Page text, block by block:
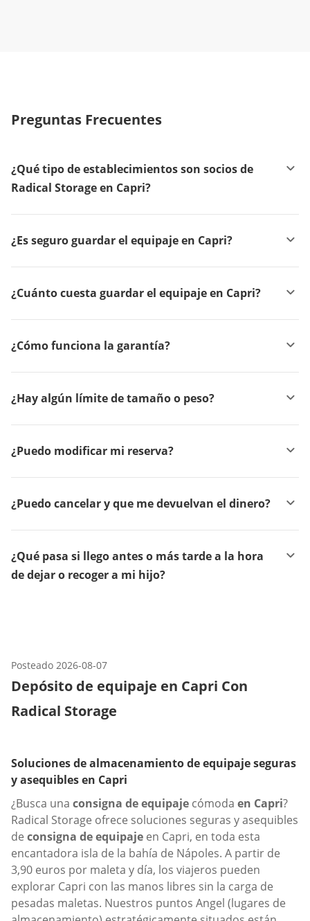
Posteado 2026-08-07
Depósito de equipaje en Capri Con
Radical Storage
Soluciones de almacenamiento de equipaje seguras
y asequibles en Capri
¿Busca una consigna de equipaje cómoda en Capri?
Radical Storage ofrece soluciones seguras y asequibles
de consigna de equipaje en Capri, en toda esta
encantadora isla de la bahía de Nápoles. A partir de
3,90 euros por maleta y día, los viajeros pueden
explorar Capri con las manos libres sin la carga de
pesadas maletas. Nuestros puntos Angel (lugares de
Preguntas Frecuentes
¿Qué tipo de establecimientos son socios de
Radical Storage en Capri?
¿Es seguro guardar el equipaje en Capri?
¿Cuánto cuesta guardar el equipaje en Capri?
¿Cómo funciona la garantía?
¿Hay algún límite de tamaño o peso?
¿Puedo modificar mi reserva?
¿Puedo cancelar y que me devuelvan el dinero?
¿Qué pasa si llego antes o más tarde a la hora
de dejar o recoger a mi hijo?